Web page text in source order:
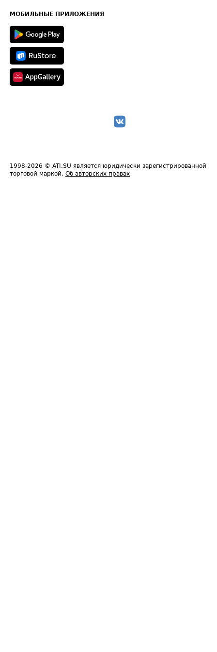
Техническая информация
МОБИЛЬНЫЕ ПРИЛОЖЕНИЯ
1998-2026 © ATI.SU является юридически зарегистрированной
торговой маркой. Об авторских правах